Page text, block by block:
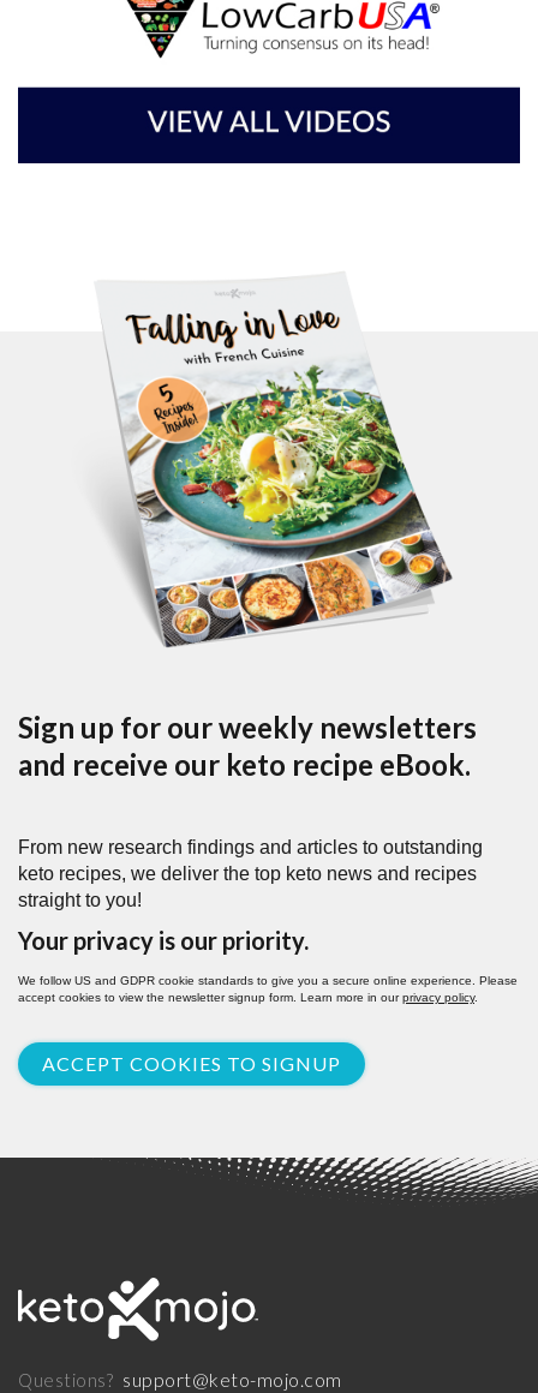
Sign up for our weekly newsletters
and receive our keto recipe eBook.
From new research findings and articles to outstanding
keto recipes, we deliver the top keto news and recipes
straight to you!
Your privacy is our priority.
We follow US and GDPR cookie standards to give you a secure online experience. Please
accept cookies to view the newsletter signup form. Learn more in ourprivacy policy.
ACCEPT COOKIES TO SIGNUP
Questions? support@keto-mojo.com